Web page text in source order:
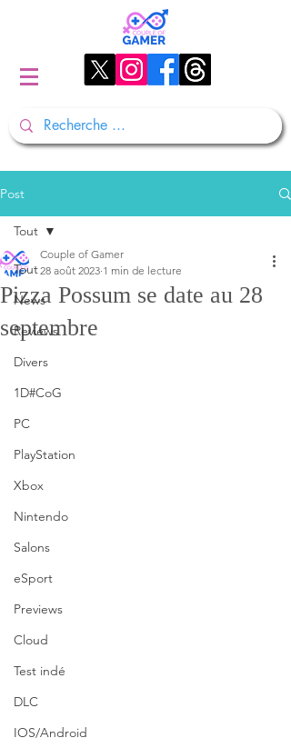
Post
Tout
News
Reviews
Divers
1D#CoG
PC
PlayStation
Xbox
Nintendo
Salons
eSport
Previews
Cloud
Test indé
DLC
IOS/Android
Tout
Pizza Possum se date au 28
septembre
Couple of Gamer
28 août 2023 1 min de lecture